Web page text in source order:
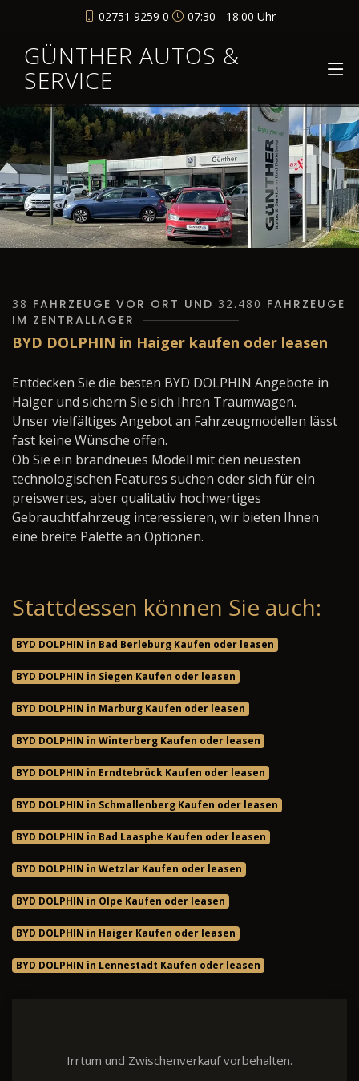
02751 9259 0 07:30 - 18:00 Uhr
GÜNTHER AUTOS &
SERVICE
38 FAHRZEUGE VOR ORT UND 32.480 FAHRZEUGE
IM ZENTRALLAGER
BYD DOLPHIN in Haiger kaufen oder leasen
Entdecken Sie die besten BYD DOLPHIN Angebote in
Haiger und sichern Sie sich Ihren Traumwagen.
Unser vielfältiges Angebot an Fahrzeugmodellen lässt
fast keine Wünsche offen.
Ob Sie ein brandneues Modell mit den neuesten
technologischen Features suchen oder sich für ein
preiswertes, aber qualitativ hochwertiges
Gebrauchtfahrzeug interessieren, wir bieten Ihnen
eine breite Palette an Optionen.
Stattdessen können Sie auch:
BYD DOLPHIN in Bad Berleburg Kaufen oder leasen
BYD DOLPHIN in Siegen Kaufen oder leasen
BYD DOLPHIN in Marburg Kaufen oder leasen
BYD DOLPHIN in Winterberg Kaufen oder leasen
BYD DOLPHIN in Erndtebrück Kaufen oder leasen
BYD DOLPHIN in Schmallenberg Kaufen oder leasen
BYD DOLPHIN in Bad Laasphe Kaufen oder leasen
BYD DOLPHIN in Wetzlar Kaufen oder leasen
BYD DOLPHIN in Olpe Kaufen oder leasen
BYD DOLPHIN in Haiger Kaufen oder leasen
BYD DOLPHIN in Lennestadt Kaufen oder leasen
Irrtum und Zwischenverkauf vorbehalten.